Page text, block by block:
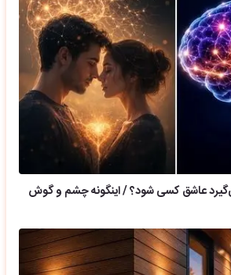
عاشق کسی شود؟ / اینگونه چشم و گوش